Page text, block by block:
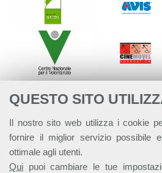
QUESTO SITO
Il nostro sito web utilizza i cookie
fornire il miglior servizio possibile
ottimale agli utenti.
Qui puoi cambiare le tue